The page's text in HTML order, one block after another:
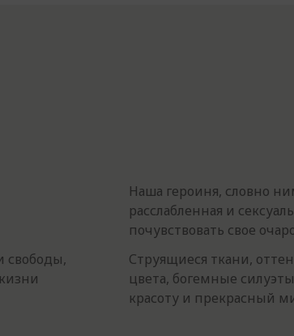
свободы,
Наша героиня, словно
расслабленная и
почувствовать свое
Струящиеся ткани,
цвета, богемные
красоту и прекрасный